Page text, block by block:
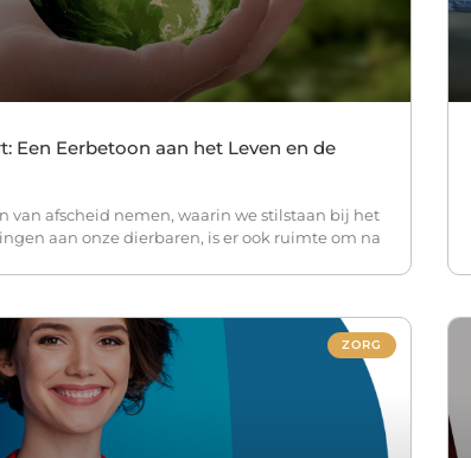
Een Eerbetoon aan het Leven en de
van afscheid nemen, waarin we stilstaan bij het
aan onze dierbaren, is er ook ruimte om na
ZORG